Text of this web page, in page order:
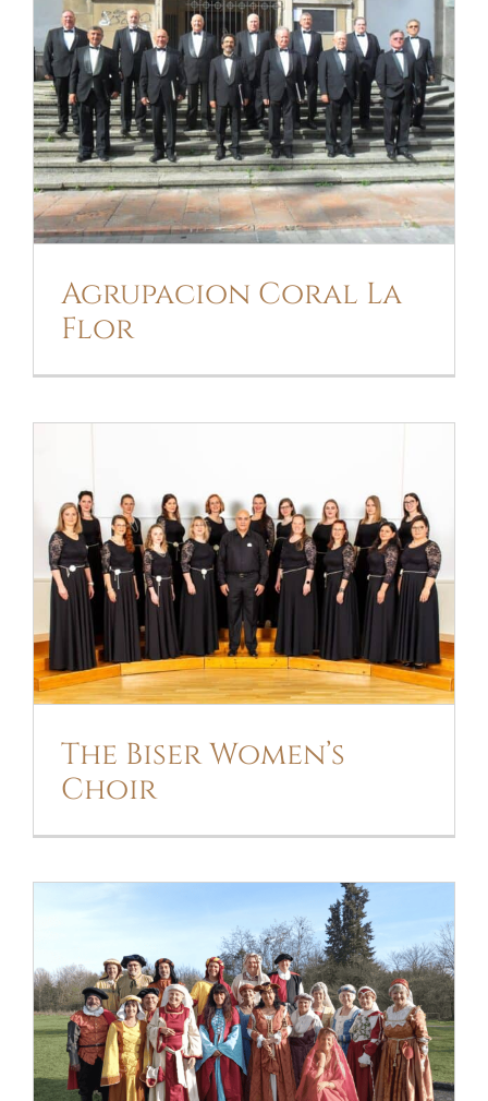
AGRUPACION CORAL LA FLOR
Agrupacion Coral La
Flor
THE BISER WOMEN’S CHOIR
The Biser Women’s
Choir
FLORENTINA